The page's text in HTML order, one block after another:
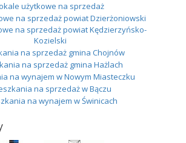
użytkowe na sprzedaż
na sprzedaż powiat Dzierżoniowski
na sprzedaż powiat Kędzierzyńsko-
Kozielski
na sprzedaż gmina Chojnów
na sprzedaż gmina Hażlach
na wynajem w Nowym Miasteczku
na sprzedaż w Bączu
na wynajem w Świnicach